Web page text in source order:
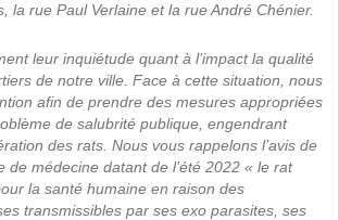
la rue Paul Verlaine et la rue André Chénier.
leur inquiétude quant à l’impact la qualité
de notre ville. Face à cette situation, nous
afin de prendre des mesures appropriées
de salubrité publique, engendrant
des rats. Nous vous rappelons l’avis de
de médecine datant de l’été 2022 « le rat
la santé humaine en raison des
transmissibles par ses exo parasites, ses